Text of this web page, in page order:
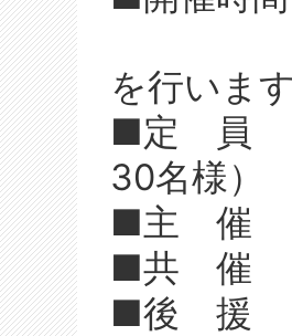
（5グ
を行います
■定 員 ：
30名様）
■主 催
■共 催
■後 援 ：